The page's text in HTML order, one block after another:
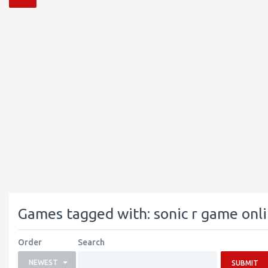
Games tagged with: sonic r game
Order
NEWEST
Search
SUBMIT